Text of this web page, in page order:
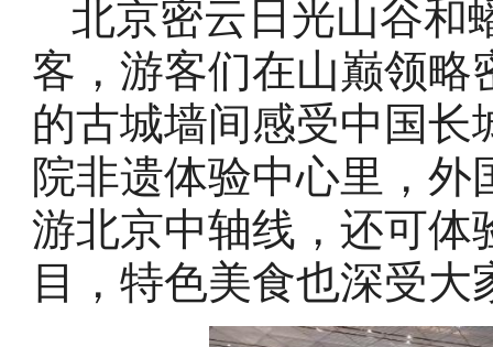
北京密云日光山谷和
客，游客们在山巅领略
的古城墙间感受中国
院非遗体验中心里，
游北京中轴线，还可体
目，特色美食也深受大